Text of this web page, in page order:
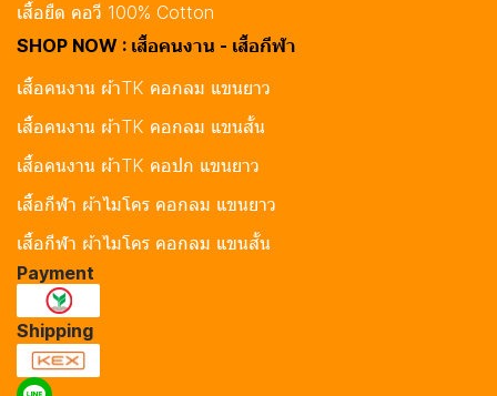
เสื้อยืด คอวี 100% Cotton
SHOP NOW : เสื้อคนงาน - เสื้อกีฬา
เสื้อคนงาน ผ้าTK คอกลม แขนยาว
เสื้อคนงาน ผ้าTK คอกลม แขนสั้น
เสื้อคนงาน ผ้าTK คอปก แขนยาว
เสื้อกีฬา ผ้าไมโคร คอกลม แขนยาว
เสื้อกีฬา ผ้าไมโคร คอกลม แขนสั้น
Payment
Shipping